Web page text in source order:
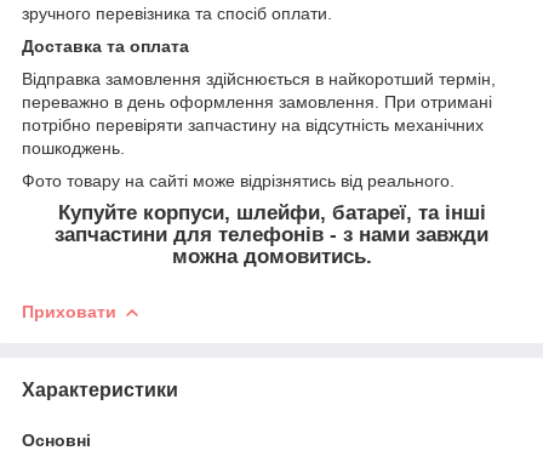
зручного перевізника та спосіб оплати.
Доставка та оплата
Відправка замовлення здійснюється в найкоротший термін,
переважно в день оформлення замовлення. При отримані
потрібно перевіряти запчастину на відсутність механічних
пошкоджень.
Фото товару на сайті може відрізнятись від реального.
Купуйте корпуси, шлейфи, батареї, та інші
запчастини для телефонів - з нами завжди
можна домовитись.
Приховати
Характеристики
Основні